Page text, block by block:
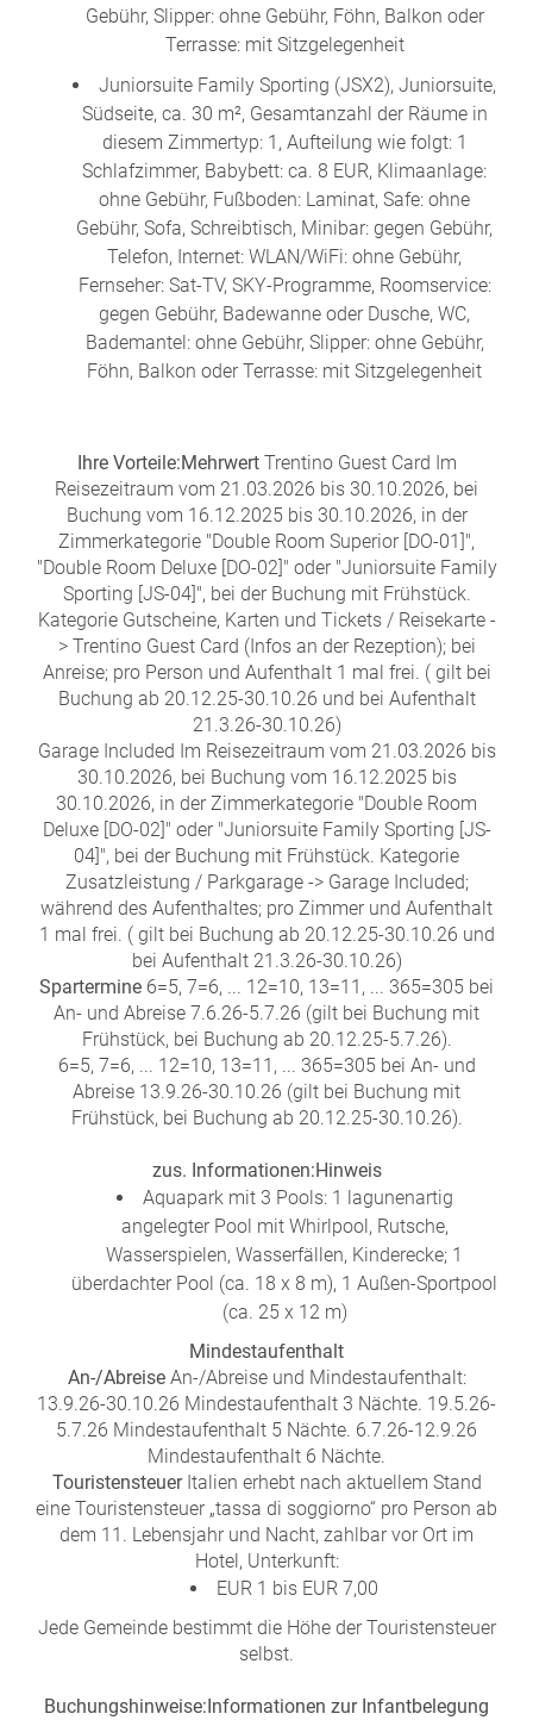
Gebühr, Slipper: ohne Gebühr, Föhn, Balkon oder
Terrasse: mit Sitzgelegenheit
Juniorsuite Family Sporting (JSX2), Juniorsuite,
Südseite, ca. 30 m², Gesamtanzahl der Räume in
diesem Zimmertyp: 1, Aufteilung wie folgt: 1
Schlafzimmer, Babybett: ca. 8 EUR, Klimaanlage:
ohne Gebühr, Fußboden: Laminat, Safe: ohne
Gebühr, Sofa, Schreibtisch, Minibar: gegen Gebühr,
Telefon, Internet: WLAN/WiFi: ohne Gebühr,
Fernseher: Sat-TV, SKY-Programme, Roomservice:
gegen Gebühr, Badewanne oder Dusche, WC,
Bademantel: ohne Gebühr, Slipper: ohne Gebühr,
Föhn, Balkon oder Terrasse: mit Sitzgelegenheit
Ihre Vorteile:MehrwertTrentino Guest Card Im
Reisezeitraum vom 21.03.2026 bis 30.10.2026, bei
Buchung vom 16.12.2025 bis 30.10.2026, in der
Zimmerkategorie "Double Room Superior [DO-01]",
"Double Room Deluxe [DO-02]" oder "Juniorsuite Family
Sporting [JS-04]", bei der Buchung mit Frühstück.
Kategorie Gutscheine, Karten und Tickets / Reisekarte -
> Trentino Guest Card (Infos an der Rezeption); bei
Anreise; pro Person und Aufenthalt 1 mal frei. ( gilt bei
Buchung ab 20.12.25-30.10.26 und bei Aufenthalt
21.3.26-30.10.26)
Garage Included Im Reisezeitraum vom 21.03.2026 bis
30.10.2026, bei Buchung vom 16.12.2025 bis
30.10.2026, in der Zimmerkategorie "Double Room
Deluxe [DO-02]" oder "Juniorsuite Family Sporting [JS-
04]", bei der Buchung mit Frühstück. Kategorie
Zusatzleistung / Parkgarage -> Garage Included;
während des Aufenthaltes; pro Zimmer und Aufenthalt
1 mal frei. ( gilt bei Buchung ab 20.12.25-30.10.26 und
bei Aufenthalt 21.3.26-30.10.26)
Spartermine 6=5, 7=6, ... 12=10, 13=11, ... 365=305 bei
An- und Abreise 7.6.26-5.7.26 (gilt bei Buchung mit
Frühstück, bei Buchung ab 20.12.25-5.7.26).
6=5, 7=6, ... 12=10, 13=11, ... 365=305 bei An- und
Abreise 13.9.26-30.10.26 (gilt bei Buchung mit
Frühstück, bei Buchung ab 20.12.25-30.10.26).
zus. Informationen:Hinweis
Aquapark mit 3 Pools: 1 lagunenartig
angelegter Pool mit Whirlpool, Rutsche,
Wasserspielen, Wasserfällen, Kinderecke; 1
überdachter Pool (ca. 18 x 8 m), 1 Außen-Sportpool
(ca. 25 x 12 m)
Mindestaufenthalt
An-/AbreiseAn-/Abreise und Mindestaufenthalt:
13.9.26-30.10.26 Mindestaufenthalt 3 Nächte. 19.5.26-
5.7.26 Mindestaufenthalt 5 Nächte. 6.7.26-12.9.26
Mindestaufenthalt 6 Nächte.
TouristensteuerItalien erhebt nach aktuellem Stand
eine Touristensteuer „tassa di soggiorno“ pro Person ab
dem 11. Lebensjahr und Nacht, zahlbar vor Ort im
Hotel, Unterkunft:
EUR 1 bis EUR 7,00
Jede Gemeinde bestimmt die Höhe der Touristensteuer
selbst.
Buchungshinweise:Informationen zur Infantbelegung